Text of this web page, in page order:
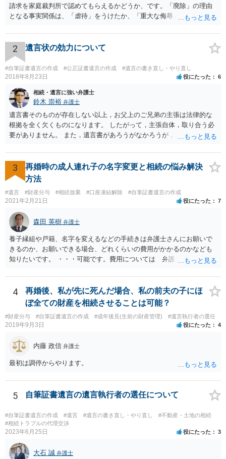
請求を家庭裁判所で認めてもらえるかどうか、です。「廃除」の理由
となる事実関係は、「虐待」をうけたか、「重大な侮辱」を受けた
「廃除」は遺言でも可能です（民法８９３条）。 弁護士に具体的な事
情を話して相談して、「廃除」が可能か、実際に法律相談を受けるこ
とをお勧めします。
2 遺言状の効力について
#自筆証書遺言の作成 #公正証書遺言の作成 #遺言の書き直し・やり直し
2018年8月23日 役にたった 6
相続・遺言に強い弁護士
鈴木 崇裕 弁護士
遺言書そのものが存在しない以上，お父上のご兄弟の主張は法律的な
根拠を全く欠くものになります。 したがって，主張自体，取り合う必
要がありません。 また，遺言書があろうがなかろうが，お父上のご兄
ご回答にもありますが， 代理人弁護士をたてて，その弁護士から相手
方に対して， ・相続に関する主張は法的根拠がなく，一切応じないこ
と ・今後一切の連絡をしてこないでほしいこと ・連絡を継続してくる
ようであれば警察への通報や法的措置も辞さないこと などを記載した
書面を発送してもらうことがよろしいように思います。
3
再婚時の成人連れ子の名字変更と相続の悩み解決
方法
#遺言 #財産分与 #相続放棄 #口座凍結解除 #自筆証書遺言の作成
2021年2月21日 役にたった 7
森田 英樹 弁護士
養子縁組や戸籍、名字を変えるなどの手続きは弁護士さんにお願いで
きるのか、お願いできる場合、どれくらいの費用がかかるのかなども
知りたいです。 ・・・可能です。費用については 弁護士と直接面談
ています。 やはり、成人した子のことまでごちゃごちゃ考えず、自分
の事だけ考えるべきなのでしょうか ・・・お子さんの事をまで含め良
い解決案があればお悩みになるのは当然と言えば当然のことです。 彼
と親子関係を結びたいと思っているが、名字は変えたくない・・・養
子縁組の必要があり 氏も変更することになります。 しかし 彼は成人
しているとは言え、自分の子と私の連れ子、全て平等にしたいと希
望。もちろん私もそうできればと思います。 ・・・婚姻前の契約 あ
るいは 遺言書などで その意思を実現する方法はあります。 弁護
士に相談してみてください。
4
再婚後、私が先に死んだ場合、私の前夫の子にほ
ぼ全ての財産を相続させることは可能？
#財産分与 #自筆証書遺言の作成 #成年後見(生前の財産管理) #遺言執行者の選任
2019年9月3日 役にたった 4
内藤 政信 弁護士
最初は調停からやります。
5 自筆証書遺言の遺言執行者の選任について
#自筆証書遺言の作成 #遺言 #遺言の書き直し・やり直し
#不動産・土地の相続
#相続トラブルの代理交渉
2023年6月25日 役にたった 3
大石 誠 弁護士